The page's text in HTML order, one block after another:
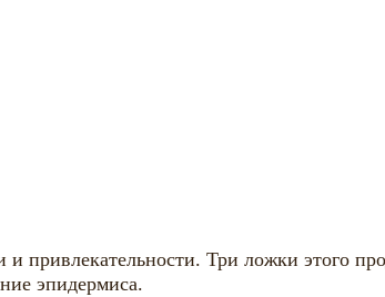
привлекательности. Три ложки этого
эпидермиса.